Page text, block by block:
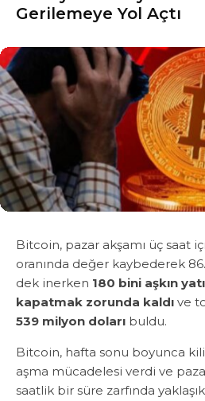
Gerilemeye Yol Açtı
Bitcoin, pazar akşamı üç saat
oranında değer kaybederek
dek inerken 180 bini aşkın
kapatmak zorunda kaldı ve
539 milyon doları buldu.
Bitcoin, hafta sonu boyunca
aşma mücadelesi verdi ve
saatlik bir süre zarfında